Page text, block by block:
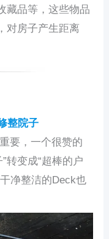
藏品等，这些物品
对房子产生距离
整院子
要，一个很赞的
转变成“超棒的户
净整洁的Deck也